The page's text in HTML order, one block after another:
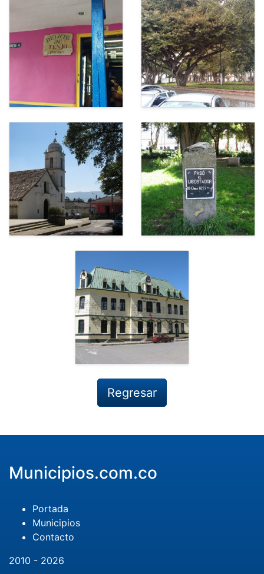
Regresar
Municipios.com.co
Portada
Municipios
Contacto
2010 - 2026